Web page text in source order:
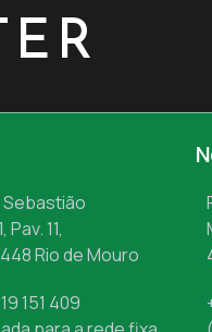
Sebastião
Pav. 11,
Rio de Mouro
151 409